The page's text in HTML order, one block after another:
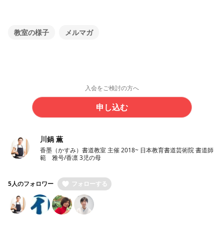
教室の様子 メルマガ
入会をご検討の方へ
申し込む
川鍋 薫
香墨（かすみ）書道教室 主催 2018~ 日本教育書道芸術院 書道師
範 雅号/香凛 3児の母
5人のフォロワー フォローする